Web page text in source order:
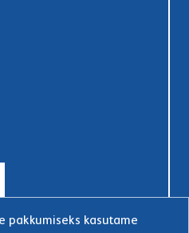
pakkumiseks kasutame